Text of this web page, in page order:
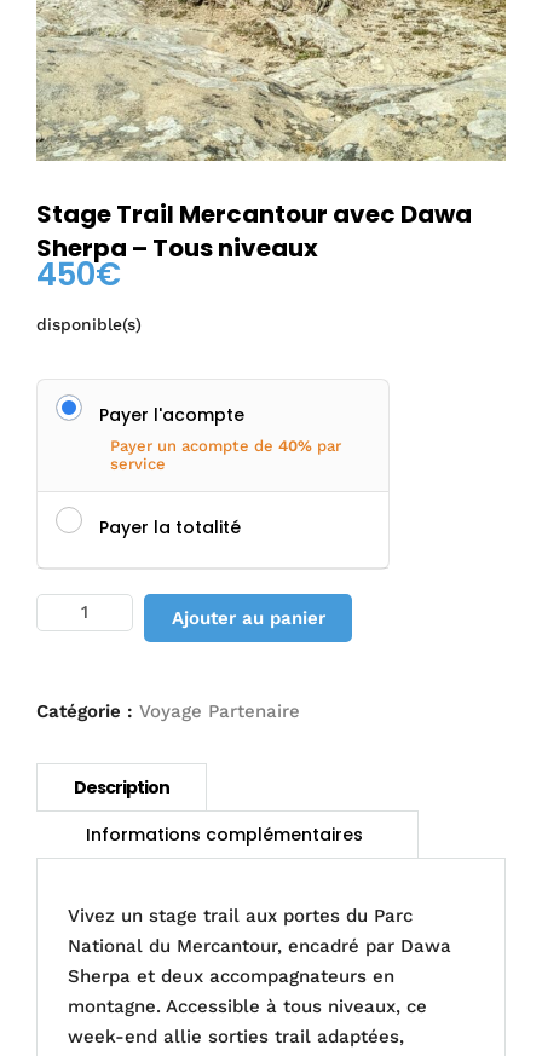
Stage Trail Mercantour avec Dawa
Sherpa – Tous niveaux
450€
disponible(s)
Payer l'acompte
Payer un acompte de 40% par
service
Payer la totalité
quantité
de
Mercantour
Dawa
Sherpa
–
Ajouter au panier
Catégorie : Voyage Partenaire
Vivez un stage trail aux portes du Parc
National du Mercantour, encadré par Dawa
Sherpa et deux accompagnateurs en
montagne. Accessible à tous niveaux, ce
week-end allie sorties trail adaptées,